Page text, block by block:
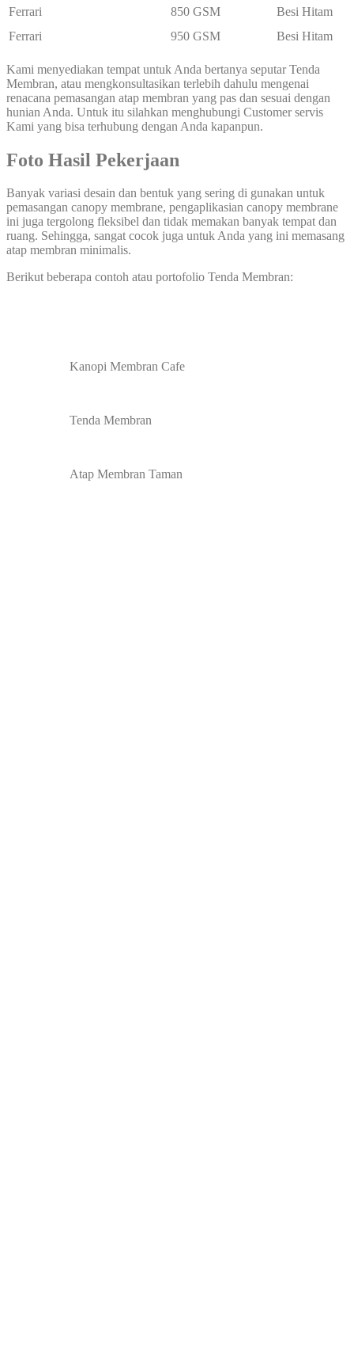
Ferrari
850 GSM
Besi Hitam
Ferrari
950 GSM Besi Hitam
Kami menyediakan tempat untuk Anda bertanya seputar Tenda
Membran, atau mengkonsultasikan terlebih dahulu mengenai
renacana pemasangan atap membran yang pas dan sesuai dengan
hunian Anda. Untuk itu silahkan menghubungi Customer servis
Kami yang bisa terhubung dengan Anda kapanpun.
Foto Hasil Pekerjaan
Banyak variasi desain dan bentuk yang sering di gunakan untuk
pemasangan canopy membrane, pengaplikasian canopy membrane
ini juga tergolong fleksibel dan tidak memakan banyak tempat dan
ruang. Sehingga, sangat cocok juga untuk Anda yang ini memasang
atap membran minimalis.
Berikut beberapa contoh atau portofolio Tenda Membran:
Kanopi Membran Cafe
Tenda Membran
Atap Membran Taman